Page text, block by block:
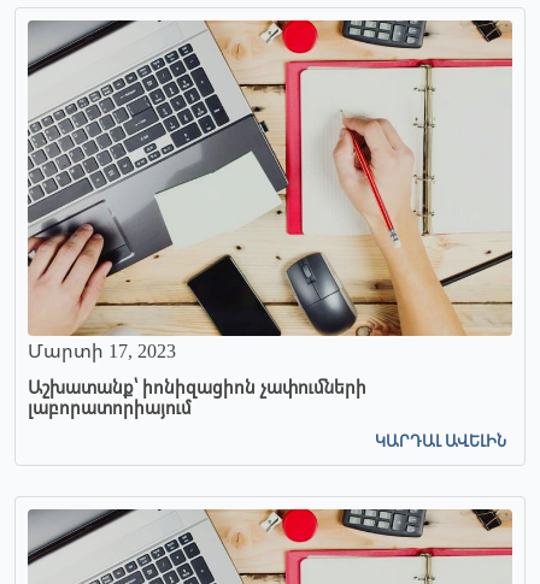
Մարտի 17, 2023
Աշխատանք՝ իոնիզացիոն չափումների
լաբորատորիայում
ԿԱՐԴԱԼ ԱՎԵԼԻՆ